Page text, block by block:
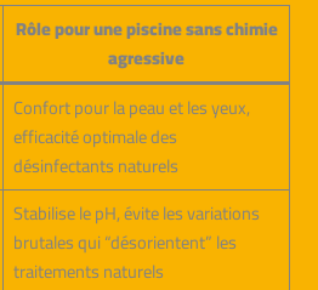
Rôle pour une piscine sans chimie
agressive
Confort pour la peau et les yeux,
efficacité optimale des
désinfectants naturels
Stabilise le pH, évite les variations
brutales qui “désorientent” les
traitements naturels